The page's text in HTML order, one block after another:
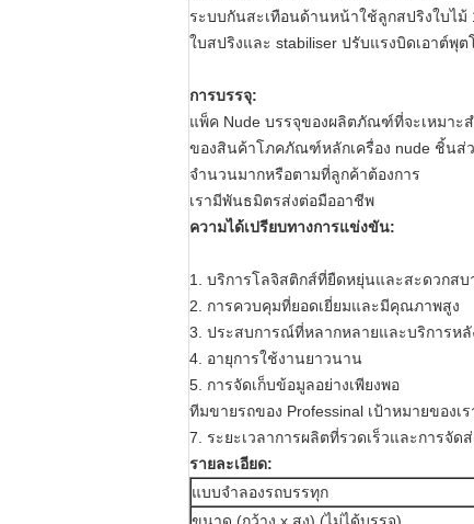
ระบบกันสะเทือนด้านหน้าใช้ลูกสปริงใบไม้
ใบสปริงและ stabiliser ปรับแรงบิดเอาต์พุ
การบรรจุ:
แพ็ค Nude บรรจุของผลิตภัณฑ์ที่จะเหมาะ
ของสินค้าโภคภัณฑ์หลักเครื่อง nude ชิ้นส่
จำนวนมากหรือตามที่ลูกค้าต้องการ
เรามีพันธมิตรส่งต่อมืออาชีพ
ความได้เปรียบทางการแข่งขัน:
1.
บริการโลจิสติกส์ที่ยืดหยุ่นและสะดวกสบ
2. การควบคุมที่ยอดเยี่ยมและมีคุณภาพสูง
3. ประสบการณ์ที่หลากหลายและบริการหลั
4. อายุการใช้งานยาวนาน
5. การจัดเก็บข้อมูลอย่างเพียงพอ
ทีมขายรถของ Professinal เป้าหมายของเ
7. ระยะเวลาการผลิตที่รวดเร็วและการจัดส่
รายละเอียด:
แบบจำลองรถบรรทุก